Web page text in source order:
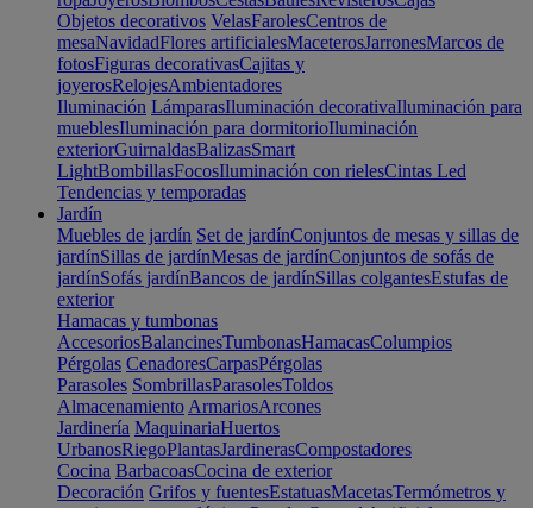
Objetos decorativos VelasFarolesCentros de
mesaNavidadFlores artificialesMaceterosJarronesMarcos de
fotosFiguras decorativasCajitas y
joyerosRelojesAmbientadores
Iluminación LámparasIluminación decorativaIluminación para
mueblesIluminación para dormitorioIluminación
exteriorGuirnaldasBalizasSmart
LightBombillasFocosIluminación con rielesCintas Led
Tendencias y temporadas
Jardín
Muebles de jardín Set de jardínConjuntos de mesas y sillas de
jardínSillas de jardínMesas de jardínConjuntos de sofás de
jardínSofás jardínBancos de jardínSillas colgantesEstufas de
exterior
Hamacas y tumbonas
AccesoriosBalancinesTumbonasHamacasColumpios
Pérgolas CenadoresCarpasPérgolas
Parasoles SombrillasParasolesToldos
Almacenamiento ArmariosArcones
Jardinería MaquinariaHuertos
UrbanosRiegoPlantasJardinerasCompostadores
Cocina BarbacoasCocina de exterior
Decoración Grifos y fuentesEstatuasMacetasTermómetros y